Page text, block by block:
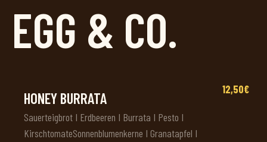
EGG & CO.
HONEY BURRATA
Sauerteigbrot I Erdbeeren I Burrata I Pesto I
KirschtomateSonnenblumenkerne I Granatapfel I
12,50€